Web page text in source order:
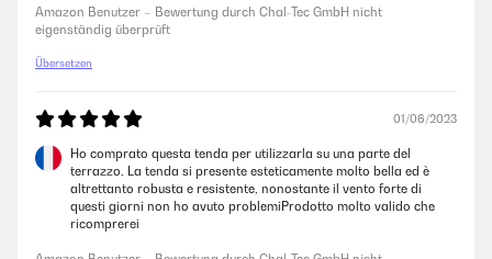
Ich habe lange Zeit nach einen rechteckigen Schirm gesucht. Dieser
Anforderungen. Die Lieferung war schnell und sicher verpackt. Der
Führung, wenn er aufgebaut ist kann man hiermit noch fein justieren.
wand befestigt. Das Highlight ist jedoch die led Leiste im Schirm, diese
löst sich über Solarpanel auf und kann per Fernbedienung
eingeschaltet werden. Alles in allen bin ich sehr zufrieden und würde
ihn für meinen kleinen Balkon wieder kaufen.
Amazon Benutzer – Bewertung durch Chal-Tec GmbH nicht
eigenständig überprüft
Übersetzen
01/06/2023
Ho comprato questa tenda per utilizzarla su una parte del
terrazzo. La tenda si presente esteticamente molto bella ed è
altrettanto robusta e resistente, nonostante il vento forte di
questi giorni non ho avuto problemiProdotto molto valido che
ricomprerei